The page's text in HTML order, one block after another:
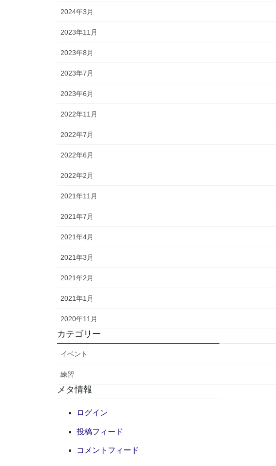
2024年3月
2023年11月
2023年8月
2023年7月
2023年6月
2022年11月
2022年7月
2022年6月
2022年2月
2021年11月
2021年7月
2021年4月
2021年3月
2021年2月
2021年1月
2020年11月
カテゴリー
イベント
練習
メタ情報
ログイン
投稿フィード
コメントフィード